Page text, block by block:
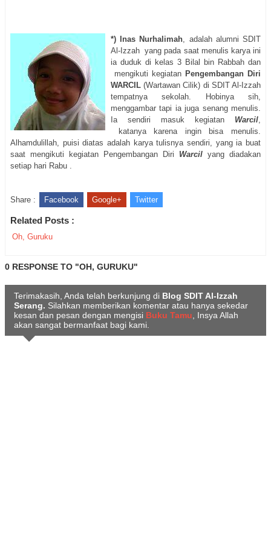
*) Inas Nurhalimah, adalah alumni SDIT
Al-Izzah yang pada saat menulis karya ini
ia duduk di kelas 3 Bilal bin Rabbah dan
mengikuti kegiatan Pengembangan Diri
WARCIL (Wartawan Cilik) di SDIT Al-Izzah
tempatnya sekolah. Hobinya sih,
menggambar tapi ia juga senang menulis.
Ia sendiri masuk kegiatan Warcil,
katanya karena ingin bisa menulis.
Alhamdulillah, puisi diatas adalah karya tulisnya sendiri, yang ia buat
saat mengikuti kegiatan Pengembangan Diri Warcil yang diadakan
setiap hari Rabu .
Share : Facebook Google+ Twitter
Related Posts :
Oh, Guruku
0 RESPONSE TO "OH, GURUKU"
Terimakasih, Anda telah berkunjung di Blog SDIT Al-Izzah
Serang. Silahkan memberikan komentar atau hanya sekedar
kesan dan pesan dengan mengisi Buku Tamu , Insya Allah
akan sangat bermanfaat bagi kami.